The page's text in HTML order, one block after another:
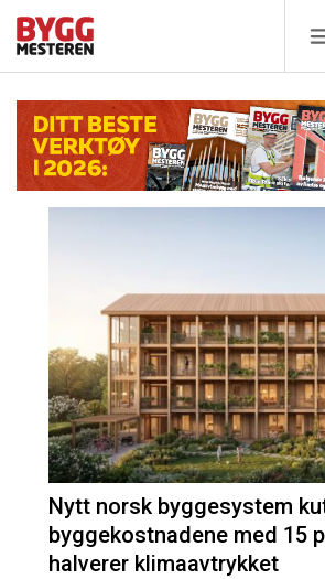
Nytt norsk byggesystem
byggekostnadene med 15
halverer klimaavtrykket